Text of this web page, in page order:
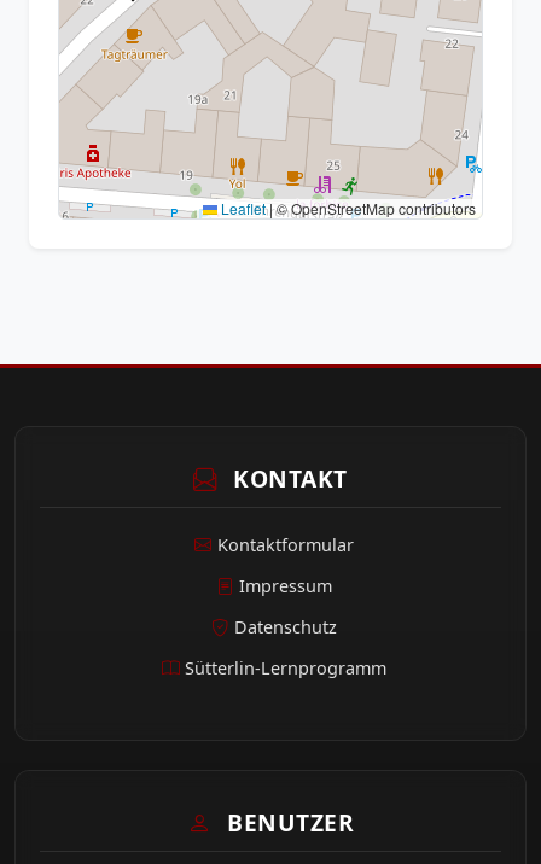
Leaflet |© OpenStreetMap contributors
KONTAKT
Kontaktformular
Impressum
Datenschutz
Sütterlin-Lernprogramm
BENUTZER